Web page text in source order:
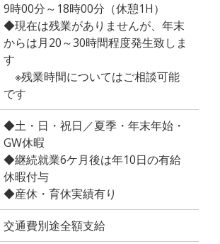
9時00分～18時00分（休憩1H）
◆現在は残業がありませんが、年末
からは月20～30時間程度発生致しま
す
※残業時間についてはご相談可能
です
◆土・日・祝日／夏季・年末年始・
GW休暇
◆継続就業6ケ月後は年10日の有給
休暇付与
◆産休・育休実績有り
交通費別途全額支給